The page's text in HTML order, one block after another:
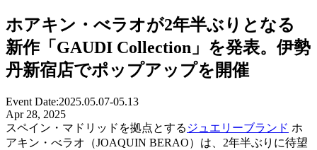
ホアキン・べラオが2年半ぶりとなる
新作「GAUDI Collection」を発表。伊勢
丹新宿店でポップアップを開催
Event Date:2025.05.07-05.13
Apr 28, 2025
スペイン・マドリッドを拠点とする ジュエリーブランド ホ
アキン・べラオ（JOAQUIN BERAO）は、2年半ぶりに待望